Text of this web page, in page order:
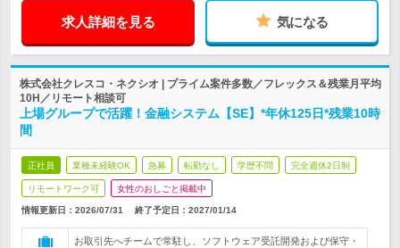
求人詳細を見る 気になる
株式会社クレスコ・ネクシオ | プライム案件多数／フレックス＆残業月平均
10H／リモート相談可
上場グループで活躍！金融システム【SE】*年休125日*残業10時
間
正社員 業種未経験OK 急募 転勤なし 学歴不問 完全週休2日制
リモートワーク可 女性のおしごと掲載中
情報更新日：2026/07/31 終了予定日： 2027/01/14
お取引先へチームで常駐し、ソフトウェア受託開発および保守・